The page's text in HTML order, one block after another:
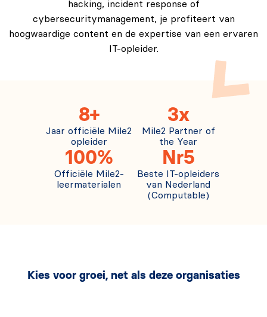
hacking, incident response of
cybersecuritymanagement, je profiteert van
hoogwaardige content en de expertise van een ervaren
IT-opleider.
8+
Jaar officiële Mile2
opleider
3x
Mile2 Partner of
the Year
100%
Officiële Mile2-
leermaterialen
Nr5
Beste IT-opleiders
van Nederland
(Computable)
Kies voor groei, net als deze organisaties